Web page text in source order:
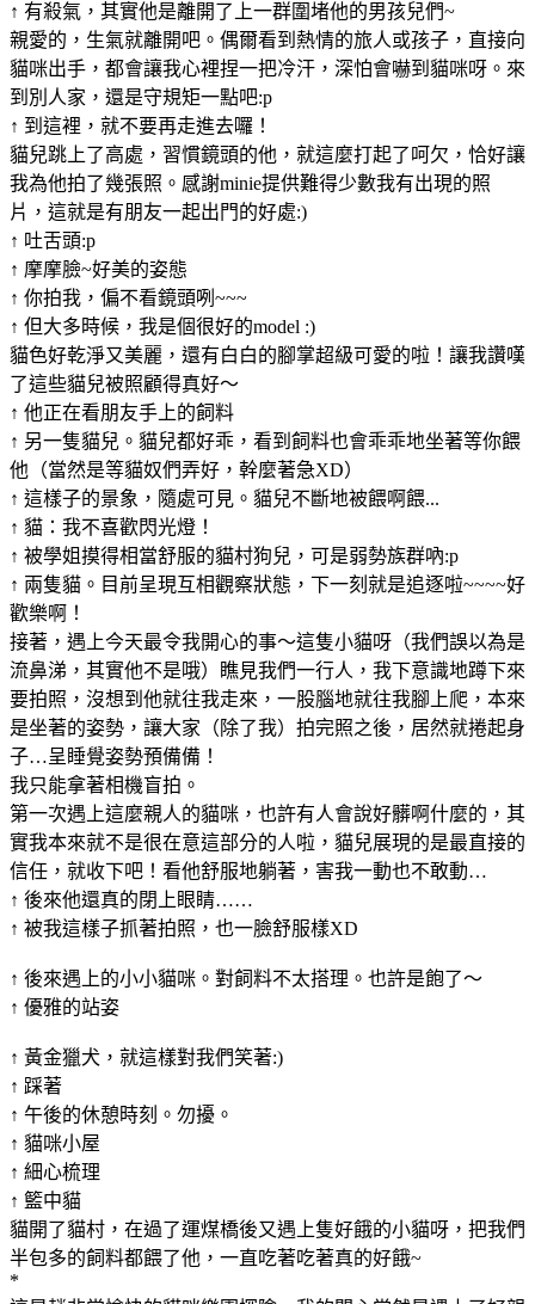
↑ 有殺氣，其實他是離開了上一群圍堵他的男孩兒們~
親愛的，生氣就離開吧。偶爾看到熱情的旅人或孩子，直接向
貓咪出手，都會讓我心裡捏一把冷汗，深怕會嚇到貓咪呀。來
到別人家，還是守規矩一點吧:p
↑ 到這裡，就不要再走進去囉！
貓兒跳上了高處，習慣鏡頭的他，就這麼打起了呵欠，恰好讓
我為他拍了幾張照。感謝minie提供難得少數我有出現的照
片，這就是有朋友一起出門的好處:)
↑ 吐舌頭:p
↑ 摩摩臉~好美的姿態
↑ 你拍我，偏不看鏡頭咧~~~
↑ 但大多時候，我是個很好的model :)
貓色好乾淨又美麗，還有白白的腳掌超級可愛的啦！讓我讚嘆
了這些貓兒被照顧得真好～
↑ 他正在看朋友手上的飼料
↑ 另一隻貓兒。貓兒都好乖，看到飼料也會乖乖地坐著等你餵
他（當然是等貓奴們弄好，幹麼著急XD）
↑ 這樣子的景象，隨處可見。貓兒不斷地被餵啊餵...
↑ 貓：我不喜歡閃光燈！
↑ 被學姐摸得相當舒服的貓村狗兒，可是弱勢族群吶:p
↑ 兩隻貓。目前呈現互相觀察狀態，下一刻就是追逐啦~~~~好
歡樂啊！
接著，遇上今天最令我開心的事～這隻小貓呀（我們誤以為是
流鼻涕，其實他不是哦）瞧見我們一行人，我下意識地蹲下來
要拍照，沒想到他就往我走來，一股腦地就往我腳上爬，本來
是坐著的姿勢，讓大家（除了我）拍完照之後，居然就捲起身
子…呈睡覺姿勢預備備！
我只能拿著相機盲拍。
第一次遇上這麼親人的貓咪，也許有人會說好髒啊什麼的，其
實我本來就不是很在意這部分的人啦，貓兒展現的是最直接的
信任，就收下吧！看他舒服地躺著，害我一動也不敢動…
↑ 後來他還真的閉上眼睛……
↑ 被我這樣子抓著拍照，也一臉舒服樣XD
↑ 後來遇上的小小貓咪。對飼料不太搭理。也許是飽了～
↑ 優雅的站姿
↑ 黃金獵犬，就這樣對我們笑著:)
↑ 踩著
↑ 午後的休憩時刻。勿擾。
↑ 貓咪小屋
↑ 細心梳理
↑ 籃中貓
貓開了貓村，在過了運煤橋後又遇上隻好餓的小貓呀，把我們
半包多的飼料都餵了他，一直吃著吃著真的好餓~
*